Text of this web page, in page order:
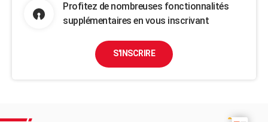
Profitez de nombreuses fonctionnalités
supplémentaires en vous inscrivant
S'INSCRIRE